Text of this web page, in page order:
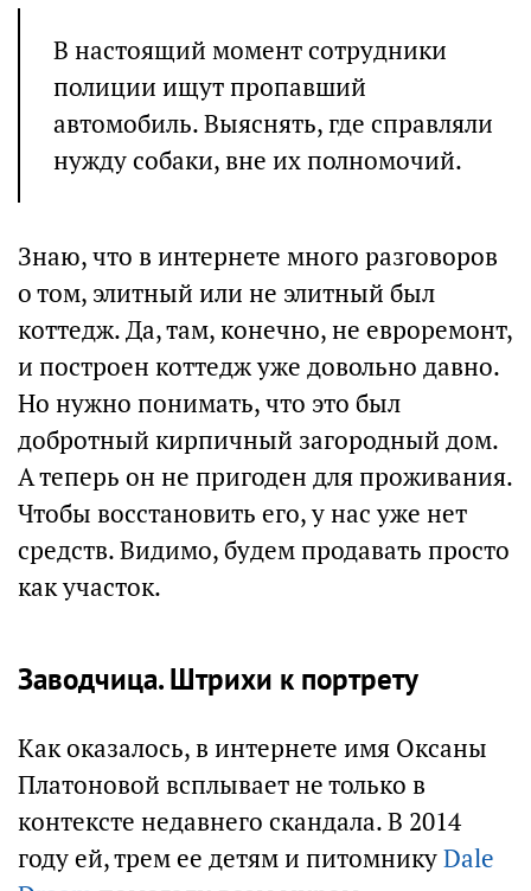
В настоящий момент сотрудники
полиции ищут пропавший
автомобиль. Выяснять, где справляли
нужду собаки, вне их полномочий.
Знаю, что в интернете много разговоров
о том, элитный или не элитный был
коттедж. Да, там, конечно, не евроремонт,
и построен коттедж уже довольно давно.
Но нужно понимать, что это был
добротный кирпичный загородный дом.
А теперь он не пригоден для проживания.
Чтобы восстановить его, у нас уже нет
средств. Видимо, будем продавать просто
как участок.
Заводчица. Штрихи к портрету
Как оказалось, в интернете имя Оксаны
Платоновой всплывает не только в
контексте недавнего скандала. В 2014
году ей, трем ее детям и питомникуDale